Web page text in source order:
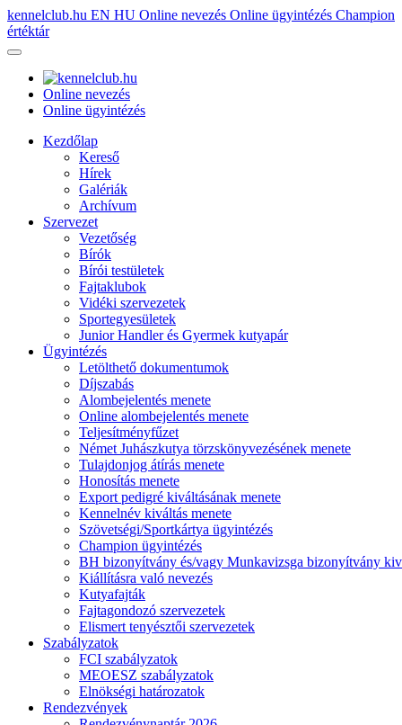
kennelclub.hu EN HU Online nevezés Online ügyintézés Champion
értéktár
Online nevezés
Online ügyintézés
Kezdőlap
Kereső
Hírek
Galériák
Archívum
Szervezet
Vezetőség
Bírók
Bírói testületek
Fajtaklubok
Vidéki szervezetek
Sportegyesületek
Junior Handler és Gyermek kutyapár
Ügyintézés
Letölthető dokumentumok
Díjszabás
Alombejelentés menete
Online alombejelentés menete
Teljesítményfűzet
Német Juhászkutya törzskönyvezésének menete
Tulajdonjog átírás menete
Honosítás menete
Export pedigré kiváltásának menete
Kennelnév kiváltás menete
Szövetségi/Sportkártya ügyintézés
Champion ügyintézés
BH bizonyítvány és/vagy Munkavizsga bizonyítvány
Kiállításra való nevezés
Kutyafajták
Fajtagondozó szervezetek
Elismert tenyésztői szervezetek
Szabályzatok
FCI szabályzatok
MEOESZ szabályzatok
Elnökségi határozatok
Rendezvények